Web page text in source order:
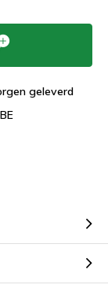
geleverd